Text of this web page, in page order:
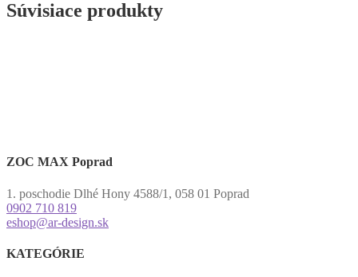
Súvisiace produkty
ZOC MAX Poprad
1. poschodie Dlhé Hony 4588/1, 058 01 Poprad
0902 710 819
eshop@ar-design.sk
KATEGÓRIE